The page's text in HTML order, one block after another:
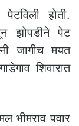
होती.
झोपडीने पेट
जागीच मयत
शिवारात
भीमराव पवार